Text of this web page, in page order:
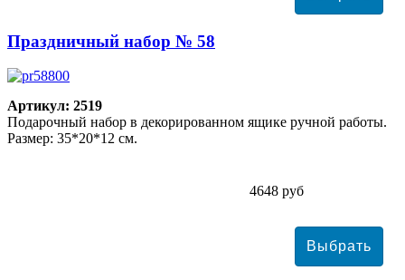
Праздничный набор № 58
Артикул: 2519
Подарочный набор в декорированном ящике ручной работы.
Размер: 35*20*12 см.
4648 руб